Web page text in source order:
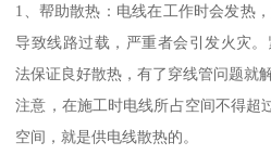
1、帮助散热：电线在工作时会发热
导致线路过载，严重者会引发火灾
法保证良好散热，有了穿线管问题就解
注意，在施工时电线所占空间不得超
空间，就是供电线散热的。